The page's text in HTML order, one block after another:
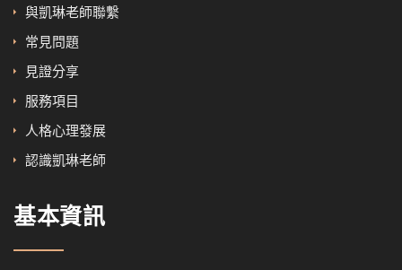
與凱琳老師聯繫
常見問題
見證分享
服務項目
人格心理發展
認識凱琳老師
基本資訊